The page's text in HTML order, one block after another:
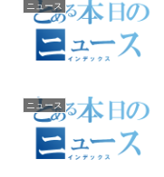
ニュース
ニュース